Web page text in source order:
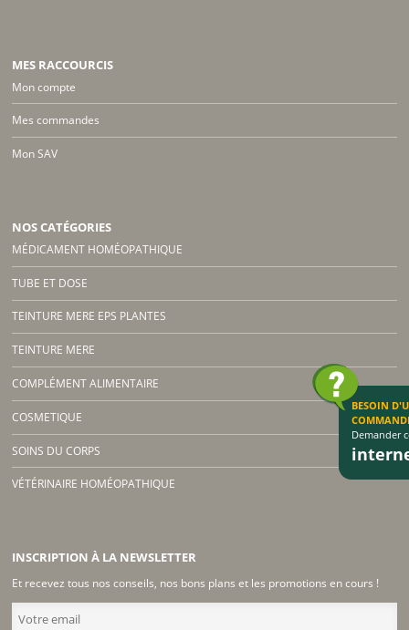
MES RACCOURCIS
Mon compte
Mes commandes
Mon SAV
NOS CATÉGORIES
MÉDICAMENT HOMÉOPATHIQUE
TUBE ET DOSE
TEINTURE MERE EPS PLANTES
TEINTURE MERE
COMPLÉMENT ALIMENTAIRE
COSMETIQUE
SOINS DU CORPS
VÉTÉRINAIRE HOMÉOPATHIQUE
INSCRIPTION À LA NEWSLETTER
Et recevez tous nos conseils, nos bons plans et les promotions en cours !
BESOIN
Demander